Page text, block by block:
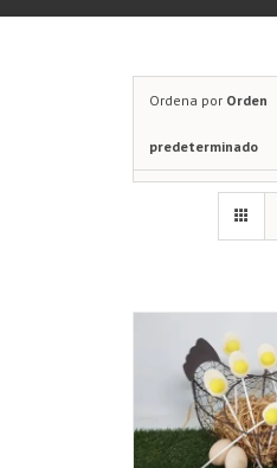
Ordena por Orden
predeterminado
Mostrar